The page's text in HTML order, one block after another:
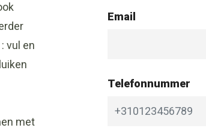
vul en
met
Email
Telefonnummer